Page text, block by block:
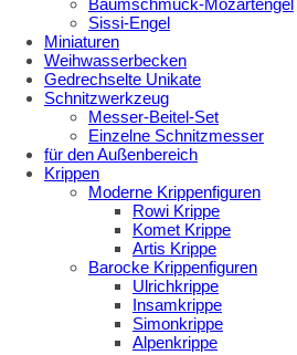
Baumschmuck-Mozartengel
Sissi-Engel
Miniaturen
Weihwasserbecken
Gedrechselte Unikate
Schnitzwerkzeug
Messer-Beitel-Set
Einzelne Schnitzmesser
für den Außenbereich
Krippen
Moderne Krippenfiguren
Rowi Krippe
Komet Krippe
Artis Krippe
Barocke Krippenfiguren
Ulrichkrippe
Insamkrippe
Simonkrippe
Alpenkrippe